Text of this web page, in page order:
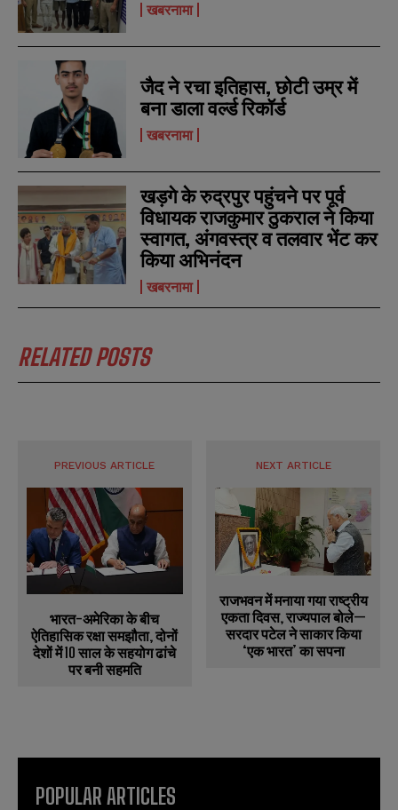
i
l
*
N
u
b
e
r
s
SUBMIT
i
l
*
N
u
b
e
r
s
SUBMIT
खबरनामा
जैद ने रचा इतिहास, छोटी उम्र में
बना डाला वर्ल्ड रिकॉर्ड
खबरनामा
खड़गे के रुद्रपुर पहुंचने पर पूर्व
विधायक राजकुमार ठुकराल ने किया
स्वागत, अंगवस्त्र व तलवार भेंट कर
किया अभिनंदन
खबरनामा
RELATED POSTS
PREVIOUS ARTICLE
भारत-अमेरिका के बीच
ऐतिहासिक रक्षा समझौता, दोनों
देशों में 10 साल के सहयोग ढांचे
पर बनी सहमति
NEXT ARTICLE
राजभवन में मनाया गया राष्ट्रीय
एकता दिवस, राज्यपाल बोले—
सरदार पटेल ने साकार किया
‘एक भारत’ का सपना
POPULAR ARTICLES